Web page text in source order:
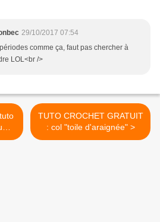
29/10/2017 07:54
comme ça, faut pas chercher à
LOL<br />
TUTO CROCHET GRATUIT
: col "toile d'araignée" >